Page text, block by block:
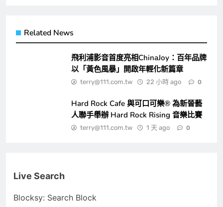
Related News
飛利浦影音首度亮相ChinaJoy：百年品牌
以「黃色風暴」開啟年輕化新篇章
terry@111.com.tw 22 小時 ago 0
Hard Rock Cafe 與可口可樂® 為新晉藝
人聯手舉辦 Hard Rock Rising 音樂比賽
terry@111.com.tw 1 天 ago 0
Live Search
Blocksy: Search Block